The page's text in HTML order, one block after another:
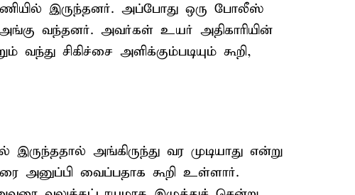
இருந்தனர். அப்போது ஒரு போலீஸ்
வந்தனர். அவர்கள் உயர் அதிகாரியின்
சிகிச்சை அளிக்கும்படியும் கூறி,
அங்கிருந்து வர முடியாது என்று
அனுப்பி வைப்பதாக கூறி உள்ளார்.